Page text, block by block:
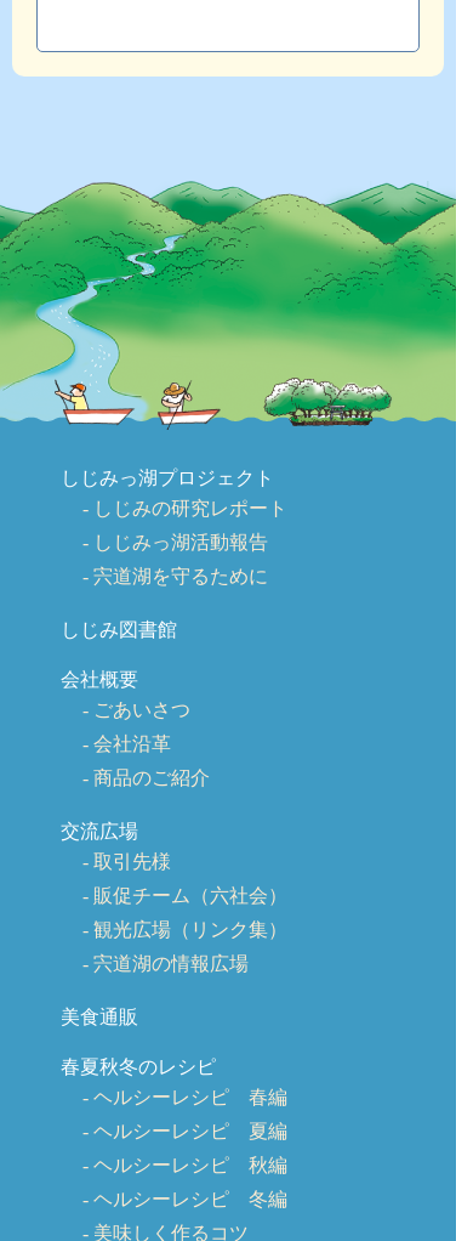
しじみっ湖プロジェクト
しじみの研究レポート
しじみっ湖活動報告
宍道湖を守るために
しじみ図書館
会社概要
ごあいさつ
会社沿革
商品のご紹介
交流広場
取引先様
販促チーム（六社会）
観光広場（リンク集）
宍道湖の情報広場
美食通販
春夏秋冬のレシピ
ヘルシーレシピ 春編
ヘルシーレシピ 夏編
ヘルシーレシピ 秋編
ヘルシーレシピ 冬編
美味しく作るコツ